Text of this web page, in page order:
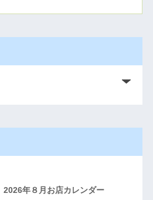
2026年８月お店カレンダー